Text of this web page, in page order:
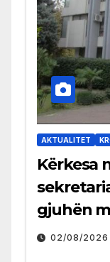
AKTUALITET
Kërkesa
gjuhën
02/08/2026